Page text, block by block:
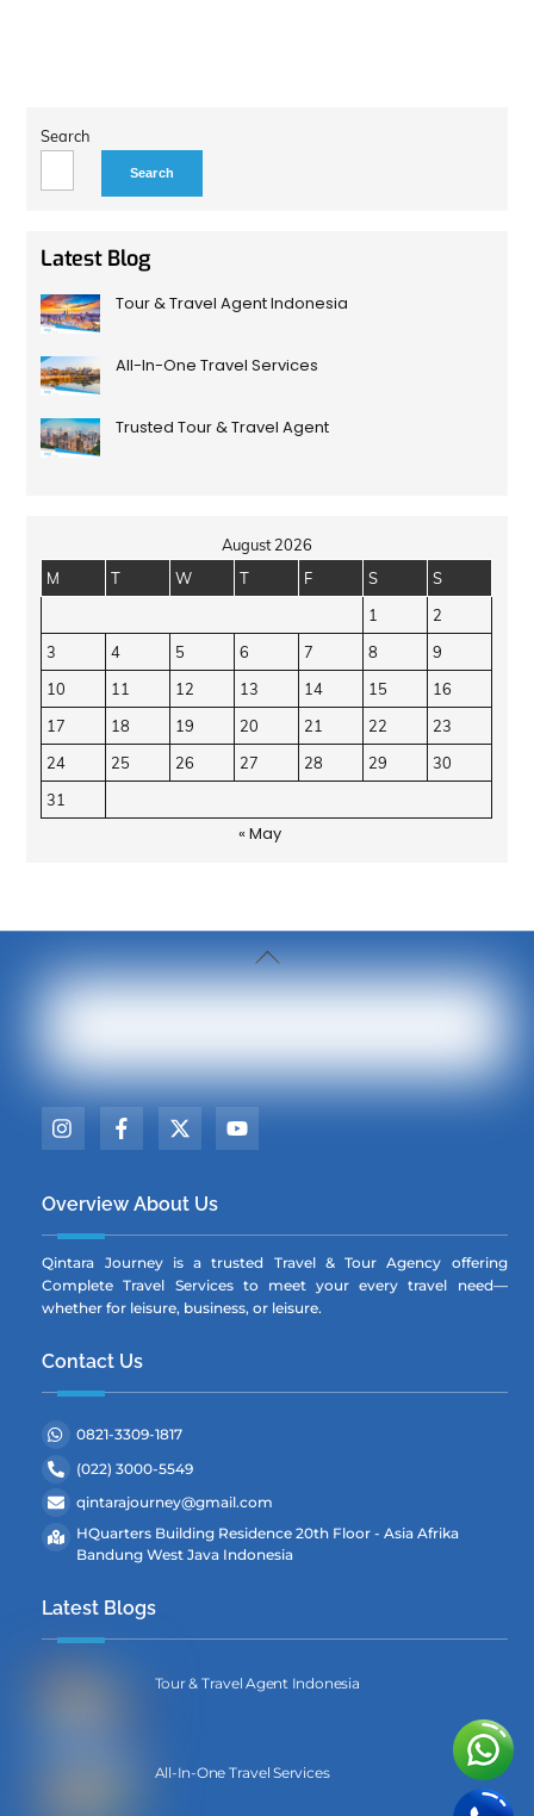
Search
Search
Latest Blog
Tour & Travel Agent Indonesia
All-In-One Travel Services
Trusted Tour & Travel Agent
August 2026
M
T W T F S
S
1
2
3
4 5 6 7 8
9
10
11 12 13 14 15
16
17
18 19 20 21 22
23
24
25 26 27 28 29
30
31
« May
Back
To
Icon
Icon
Icon
Icon
Overview About Us
Qintara Journey is a trusted Travel & Tour Agency offering
Complete Travel Services to meet your every travel need—
whether for leisure, business, or leisure.
Contact Us
0821-3309-1817
(022) 3000-5549
qintarajourney@gmail.com
HQuarters Building Residence 20th Floor - Asia Afrika
Bandung West Java Indonesia
Latest Blogs
Tour & Travel Agent Indonesia
All-In-One Travel Services